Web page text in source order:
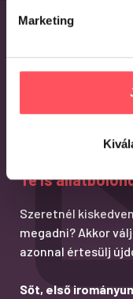
Marketing
Te is
Szeretnél
megadni? Akkor
azonnal értesülj
Sőt, első